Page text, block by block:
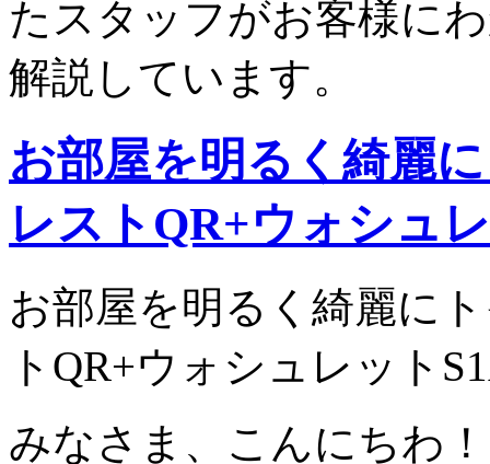
たスタッフがお客様に
解説しています。
お部屋を明るく綺麗
レストQR+ウォシュ
お部屋を明るく綺麗に
トQR+ウォシュレット
みなさま、こんにちわ！